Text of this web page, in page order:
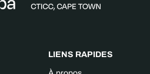
LIENS RAPIDES